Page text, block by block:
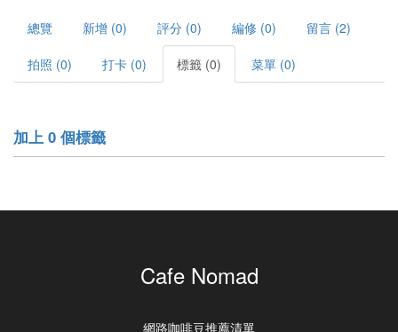
總覽 新增 (0) 評分 (0) 編修 (0) 留言 (2)
拍照 (0) 打卡 (0) 標籤 (0) 菜單 (0)
加上 0 個標籤
Cafe Nomad
網路咖啡豆推薦清單